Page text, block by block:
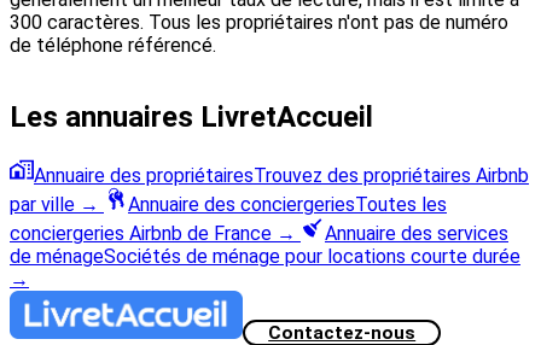
300 caractères. Tous les propriétaires n'ont pas de numéro
de téléphone référencé.
Les annuaires LivretAccueil
Annuaire des propriétairesTrouvez des propriétaires Airbnb
par ville → Annuaire des conciergeriesToutes les
conciergeries Airbnb de France →
Annuaire des services
de ménageSociétés de ménage pour locations courte durée
→
Contactez-nous